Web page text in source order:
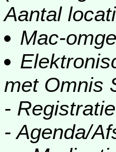
Aantal
Mac-
met Omnis
-
- Agenda/